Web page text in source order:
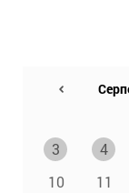
3
4
10
11